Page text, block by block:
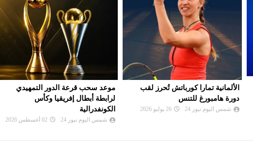
موعد سحب قرعة الدور التمهيدي
لرابطة أبطال إفريقيا وكأس
الكونفدرالية
بي أس جي يزاحم ريال مدريد في
صفقة ديوماندي
شمس اليوم نيوز 24